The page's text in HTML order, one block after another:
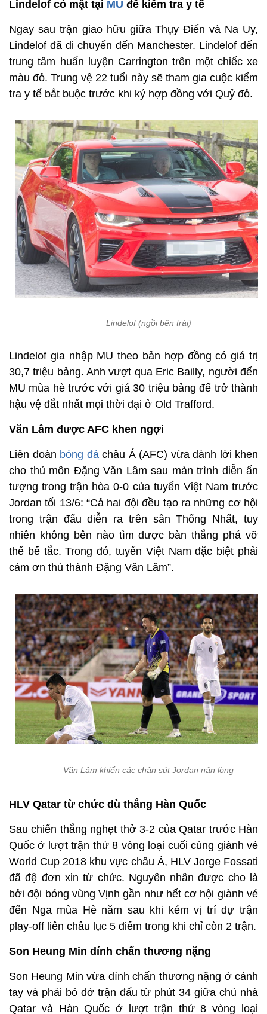
Lindelof có mặt tại MU để kiểm tra y tế
Ngay sau trận giao hữu giữa Thụy Điển và Na Uy,
Lindelof đã di chuyển đến Manchester. Lindelof đến
trung tâm huấn luyện Carrington trên một chiếc xe
màu đỏ. Trung vệ 22 tuổi này sẽ tham gia cuộc kiểm
tra y tế bắt buộc trước khi ký hợp đồng với Quỷ đỏ.
Lindelof (ngồi bên trái)
Lindelof gia nhập MU theo bản hợp đồng có giá trị
30,7 triệu bảng. Anh vượt qua Eric Bailly, người đến
MU mùa hè trước với giá 30 triệu bảng để trở thành
hậu vệ đắt nhất mọi thời đại ở Old Trafford.
Văn Lâm được AFC khen ngợi
Liên đoàn bóng đáchâu Á (AFC) vừa dành lời khen
cho thủ môn Đặng Văn Lâm sau màn trình diễn ấn
tượng trong trận hòa 0-0 của tuyển Việt Nam trước
Jordan tối 13/6: “Cả hai đội đều tạo ra những cơ hội
trong trận đấu diễn ra trên sân Thống Nhất, tuy
nhiên không bên nào tìm được bàn thắng phá vỡ
thế bế tắc. Trong đó, tuyển Việt Nam đặc biệt phải
cám ơn thủ thành Đặng Văn Lâm”.
Văn Lâm khiến các chân sút Jordan nản lòng
HLV Qatar từ chức dù thắng Hàn Quốc
Sau chiến thắng nghẹt thở 3-2 của Qatar trước Hàn
Quốc ở lượt trận thứ 8 vòng loại cuối cùng giành vé
World Cup 2018 khu vực châu Á, HLV Jorge Fossati
đã đệ đơn xin từ chức. Nguyên nhân được cho là
bởi đội bóng vùng Vịnh gần như hết cơ hội giành vé
đến Nga mùa Hè năm sau khi kém vị trí dự trận
play-off liên châu lục 5 điểm trong khi chỉ còn 2 trận.
Son Heung Min dính chấn thương nặng
Son Heung Min vừa dính chấn thương nặng ở cánh
tay và phải bỏ dở trận đấu từ phút 34 giữa chủ nhà
Qatar và Hàn Quốc ở lượt trận thứ 8 vòng loại